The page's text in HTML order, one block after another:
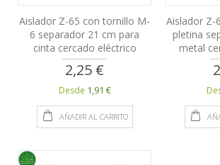
Aislador Z-65 con tornillo M-
6 separador 21 cm para
cinta cercado eléctrico
2,25 €
Desde 1,91 €
AÑADIR AL CARRITO
Aislador Z-
pletina
metal